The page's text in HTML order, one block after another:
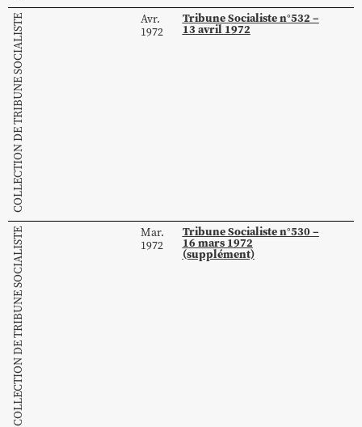
COLLECTION DE TRIBUNE SOCIALISTE
Avr.
1972
Tribune Socialiste n°532 –
13 avril 1972
COLLECTION DE TRIBUNE SOCIALISTE
Mar.
1972
Tribune Socialiste n°530 –
16 mars 1972
(supplément)